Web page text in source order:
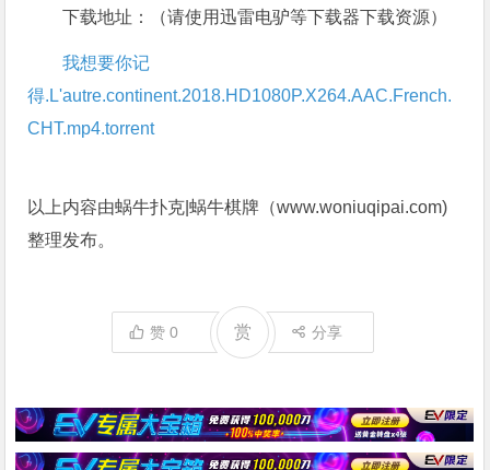
下载地址：（请使用迅雷电驴等下载器下载资源）
我想要你记
得.L'autre.continent.2018.HD1080P.X264.AAC.French.
CHT.mp4.torrent
以上内容由蜗牛扑克|蜗牛棋牌（www.woniuqipai.com)
整理发布。
赞0 赏 分享